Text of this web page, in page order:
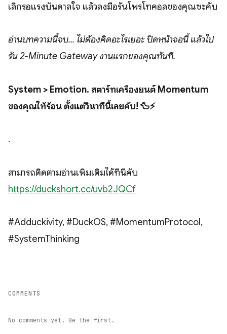
เลิกรอแรงบันดาลใจ แล้วลงมือรันโพรโทคอลของคุณซะคับ
อ่านบทความนี้จบ... ไม่ต้องคิดอะไรเยอะ ปิดหน้าจอนี้ แล้วไป
รัน 2-Minute Gateway งานแรกของคุณทันที.
System > Emotion. สตาร์ทเครื่องยนต์ Momentum
ของคุณให้ร้อน ตั้งแต่วินาทีนี้เลยคับ! 🦆⚡
.
สามารถติดตามอ่านเพิ่มเติมได้ที่นี่คับ
https://duckshort.cc/uvb2JQCf
#Adduckivity, #DuckOS, #MomentumProtocol,
#SystemThinking
COMMENTS
No comments yet. Be the first.